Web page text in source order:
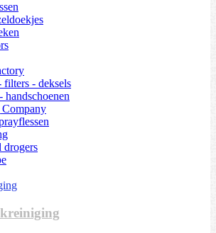
filters - deksels
handschoenen
drogers